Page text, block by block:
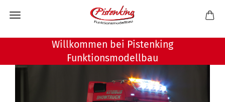
Willkommen bei Pistenking
Funktionsmodellbau